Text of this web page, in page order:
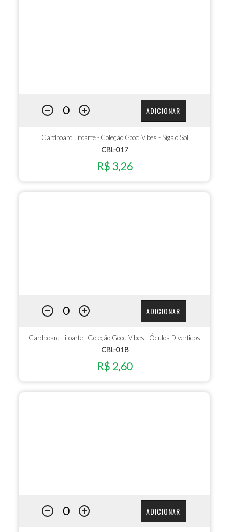
ADICIONAR
Cardboard Litoarte - Coleção Good Vibes - Siga o Sol
CBL-017
R$ 3,26
ADICIONAR
Cardboard Litoarte - Coleção Good Vibes - Óculos Divertidos
CBL-018
R$ 2,60
ADICIONAR